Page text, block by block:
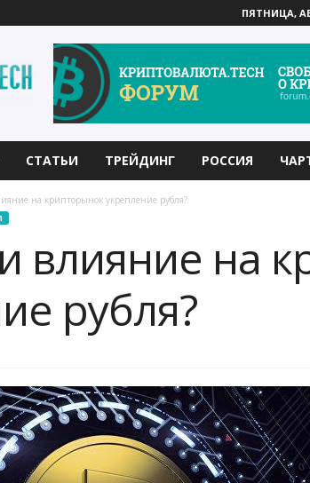
ПЯТНИЦА,
СТАТЬИ ТРЕЙДИНГ РОССИЯ
на крипторынок укрепление рубля?
влияние на
рубля?